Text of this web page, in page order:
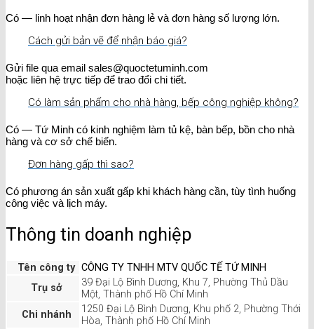
Có — linh hoạt nhận đơn hàng lẻ và đơn hàng số lượng lớn.
Cách gửi bản vẽ để nhận báo giá?
Gửi file qua email sales@quoctetuminh.com
hoặc liên hệ trực tiếp để trao đổi chi tiết.
Có làm sản phẩm cho nhà hàng, bếp công nghiệp không?
Có — Tứ Minh có kinh nghiệm làm tủ kệ, bàn bếp, bồn cho nhà
hàng và cơ sở chế biến.
Đơn hàng gấp thì sao?
Có phương án sản xuất gấp khi khách hàng cần, tùy tình huống
công việc và lịch máy.
Thông tin doanh nghiệp
Tên công ty CÔNG TY TNHH MTV QUỐC TẾ TỨ MINH
Trụ sở
39 Đại Lộ Bình Dương, Khu 7, Phường Thủ Dầu
Một, Thành phố Hồ Chí Minh
Chi nhánh
1250 Đại Lộ Bình Dương, Khu phố 2, Phường Thới
Hòa, Thành phố Hồ Chí Minh